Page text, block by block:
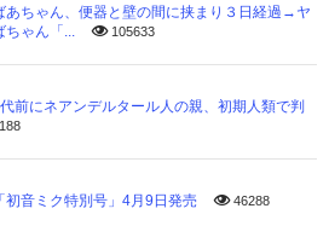
あちゃん、便器と壁の間に挟まり３日経過→ヤ
ちゃん「...
105633
代前にネアンデルタール人の親、初期人類で判
初音ミク特別号」4月9日発売 46288